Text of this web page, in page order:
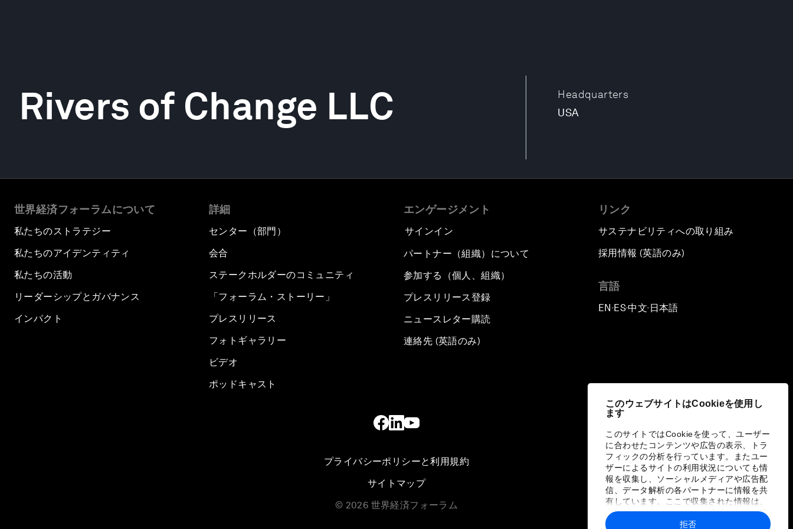
このウェブサイトはCookieを使用し
ます
このサイトではCookieを使って、ユーザー
に合わせたコンテンツや広告の表示、トラ
フィックの分析を行っています。またユー
ザーによるサイトの利用状況についても情
報を収集し、ソーシャルメディアや広告配
信、データ解析の各パートナーに情報を共
有しています。ここで収集された情報は、
ユーザーが各パートナーに提供した他の情
報や各パートナーのサービスを使用した際
拒否
Headquarters
USA
Rivers of Change LLC
世界経済フォーラムについて
私たちのストラテジー
私たちのアイデンティティ
私たちの活動
リーダーシップとガバナンス
インパクト
詳細
センター（部門）
会合
ステークホルダーのコミュニティ
「フォーラム・ストーリー」
プレスリリース
フォトギャラリー
ビデオ
ポッドキャスト
エンゲージメント
サインイン
パートナー（組織）について
参加する（個人、組織）
プレスリリース登録
ニュースレター購読
連絡先 (英語のみ)
リンク
サステナビリティへの取り組み
採用情報 (英語のみ)
言語
EN ▪ES▪中文▪ 日本語
プライバシーポリシーと利用規約
サイトマップ
© 2026 世界経済フォーラム